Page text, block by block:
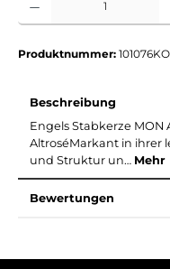
Produktnummer: 101076KO
Beschreibung
Engels Stabkerze MON
AltroséMarkant in ihrer
und Struktur un… Mehr
Bewertungen